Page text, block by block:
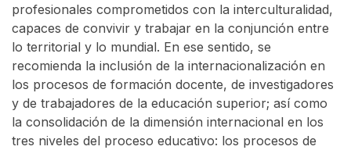
profesionales comprometidos con la interculturalidad,
capaces de convivir y trabajar en la conjunción entre
lo territorial y lo mundial. En ese sentido, se
recomienda la inclusión de la internacionalización en
los procesos de formación docente, de investigadores
y de trabajadores de la educación superior; así como
la consolidación de la dimensión internacional en los
tres niveles del proceso educativo: los procesos de